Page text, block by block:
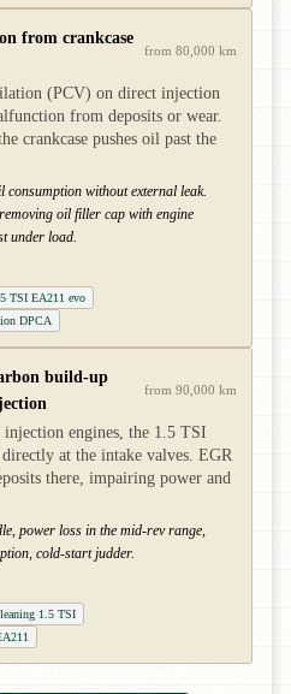
from crankcase
from 80,000 km
(PCV) on direct injection
from deposits or wear.
crankcase pushes oil past the
consumption without external leak.
oil filler cap with engine
under load.
TSI EA211 evo
DPCA
build-up
from 90,000 km
engines, the 1.5 TSI
at the intake valves. EGR
there, impairing power and
power loss in the mid-rev range,
cold-start judder.
1.5 TSI